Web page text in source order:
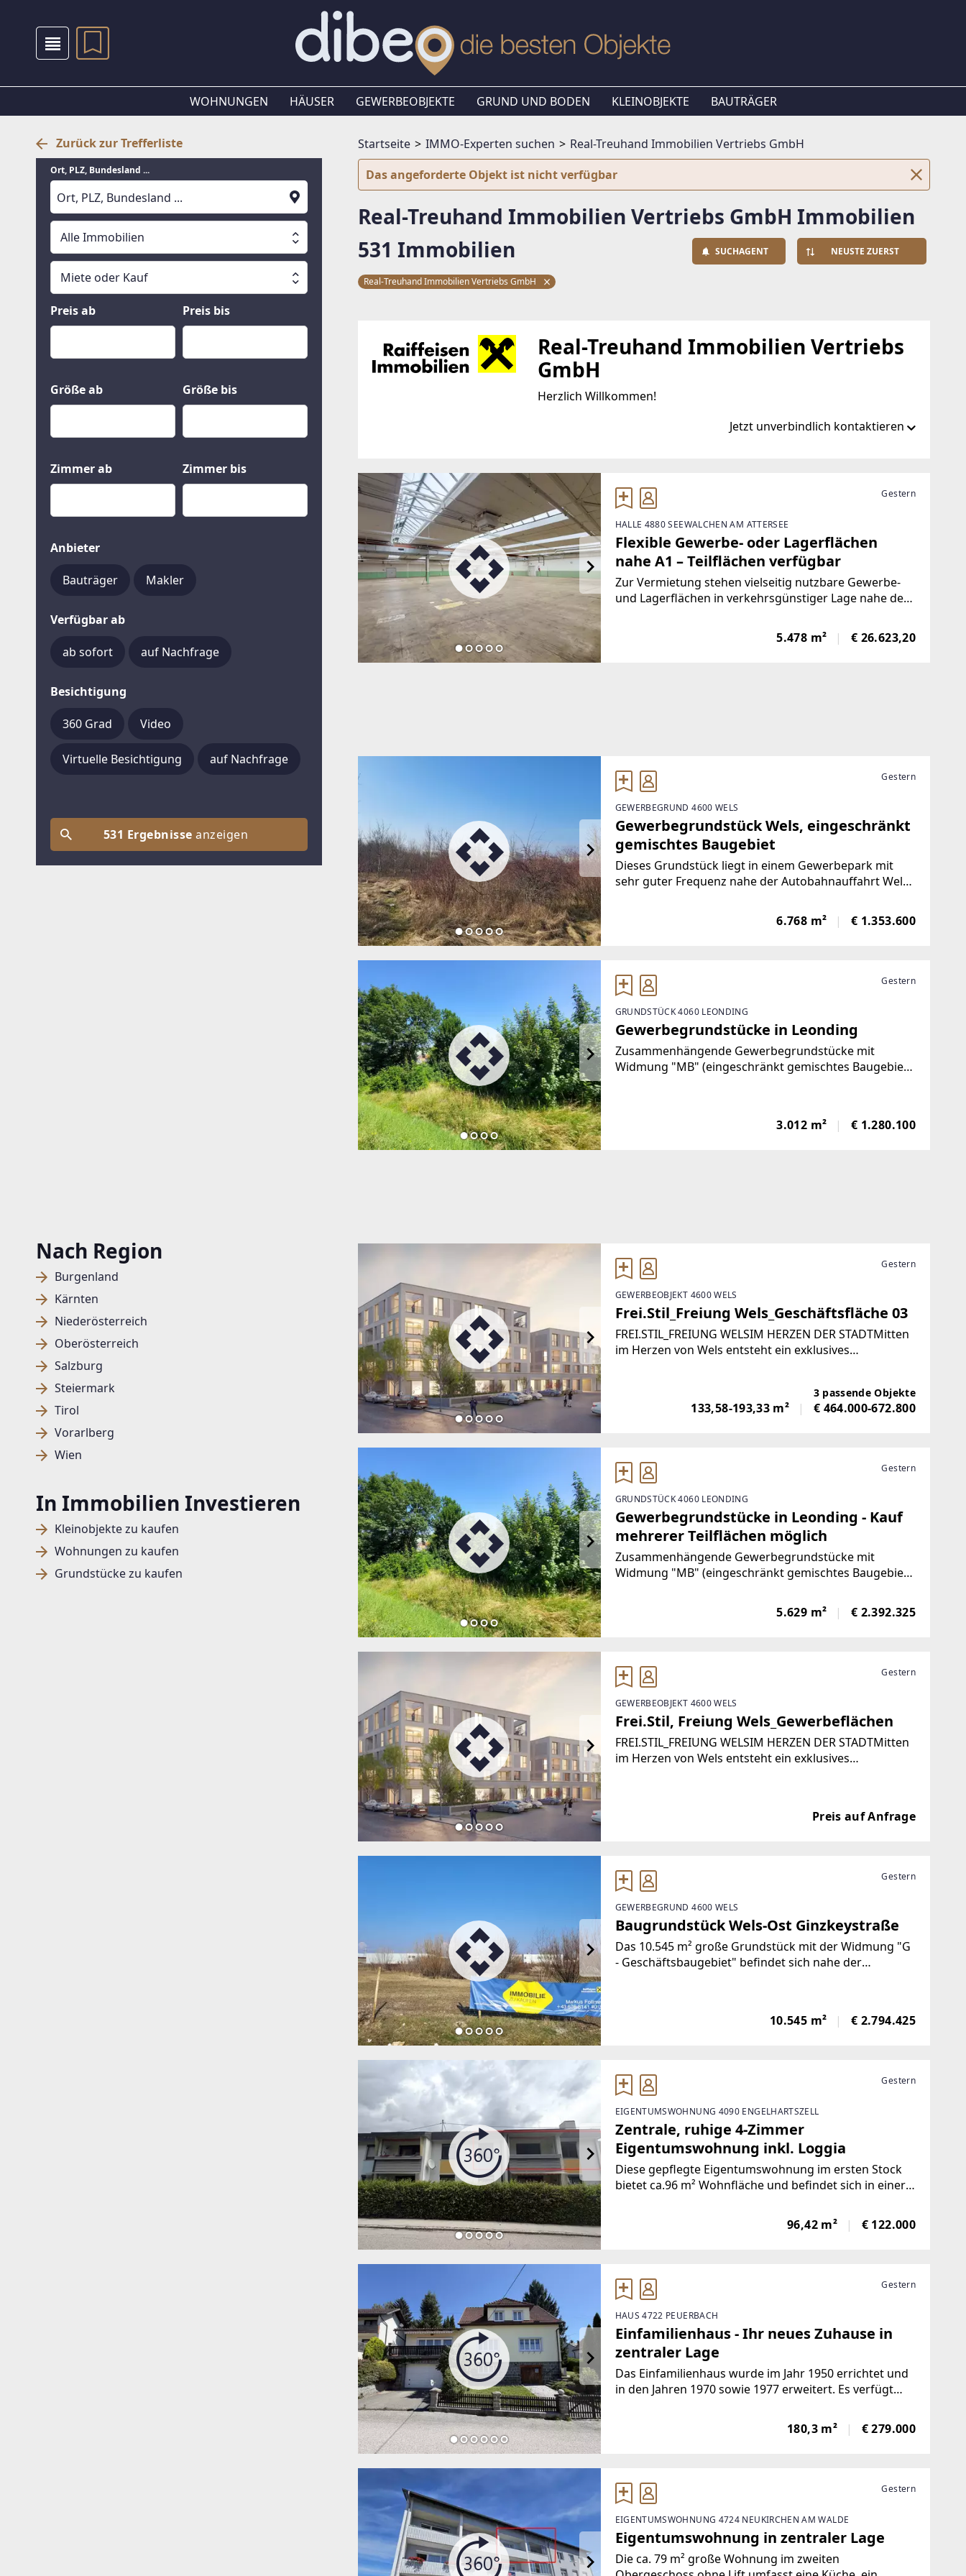
WOHNUNGEN HÄUSER GEWERBEOBJEKTE GRUND UND BODEN KLEINOBJEKTE BAUTRÄGER
Zurück zur Trefferliste
Ort, PLZ, Bundesland ...
Suche läuft
Alle Immobilien
Alle Immobilien
Häuser
Grund und Boden
Miete oder Kauf
Miete oder Kauf
Kauf
Preis ab Preis bis
Größe ab Größe bis
Zimmer ab Zimmer bis
Anbieter
Bauträger Makler
Verfügbar ab
ab sofort auf Nachfrage
Besichtigung
360 Grad Video
Virtuelle Besichtigung auf Nachfrage
531 Ergebnisseanzeigen
Nach Region
Burgenland
Kärnten
Niederösterreich
Oberösterreich
Salzburg
Steiermark
Tirol
Vorarlberg
Wien
In Immobilien Investieren
Kleinobjekte zu kaufen
Wohnungen zu kaufen
Grundstücke zu kaufen
Startseite IMMO-Experten suchen
Real-Treuhand Immobilien Vertriebs GmbH
Das angeforderte Objekt ist nicht verfügbar
Real-Treuhand Immobilien Vertriebs GmbH Immobilien
531 Immobilien
SUCHAGENT NEUSTE ZUERST
Real-Treuhand Immobilien Vertriebs GmbH
Real-Treuhand Immobilien Vertriebs
GmbH
Herzlich Willkommen!
Jetzt unverbindlich kontaktieren
Europaplatz 1a
4020 Linz
TELEFON
+43 (0)50 6596 8002
https://www.raiffeisen-immobilien.at/de
EMAIL
office@raiffeisen-immobilien.at
Gestern
HALLE 4880 SEEWALCHEN AM ATTERSEE
Flexible Gewerbe- oder Lagerflächen
nahe A1 – Teilflächen verfügbar
Zur Vermietung stehen vielseitig nutzbare Gewerbe-
und Lagerflächen in verkehrsgünstiger Lage nahe der
Werkstätte oder Gewerbebetrieb – die Flächen können
flexibel an den jeweiligen Bedarf angepasst
5.478 m² € 26.623,20
Gestern
GEWERBEGRUND 4600 WELS
Gewerbegrundstück Wels, eingeschränkt
gemischtes Baugebiet
Dieses Grundstück liegt in einem Gewerbepark mit
sehr guter Frequenz nahe der Autobahnauffahrt Wels-
direkter Nachbarschaft.Die Fläche ist als "MB" -
eingeschränkt gemischtes Baugebiet -
6.768 m² € 1.353.600
Gestern
GRUNDSTÜCK 4060 LEONDING
Gewerbegrundstücke in Leonding
Zusammenhängende Gewerbegrundstücke mit
Widmung "MB" (eingeschränkt gemischtes Baugebiet)
3.012 m² € 1.280.100
Gestern
GEWERBEOBJEKT 4600 WELS
Frei.Stil_Freiung Wels_Geschäftsfläche 03
FREI.STIL_FREIUNG WELSIM HERZEN DER STADTMitten
im Herzen von Wels entsteht ein exklusives
hochwertige Architektur und beste Erreichbarkeit.
3 passende Objekte
133,58-193,33 m² € 464.000-672.800
Gestern
GRUNDSTÜCK 4060 LEONDING
Gewerbegrundstücke in Leonding - Kauf
mehrerer Teilflächen möglich
Zusammenhängende Gewerbegrundstücke mit
Widmung "MB" (eingeschränkt gemischtes Baugebiet)
Gemeindegrenze zu Linz.Die drei Grundstück können
einzeln oder gesamt erworben werden.Öffentliche
5.629 m² € 2.392.325
Gestern
GEWERBEOBJEKT 4600 WELS
Frei.Stil, Freiung Wels_Gewerbeflächen
FREI.STIL_FREIUNG WELSIM HERZEN DER STADTMitten
im Herzen von Wels entsteht ein exklusives
Preis auf Anfrage
Gestern
GEWERBEGRUND 4600 WELS
Baugrundstück Wels-Ost Ginzkeystraße
Das 10.545 m² große Grundstück mit der Widmung "G
- Geschäftsbaugebiet" befindet sich nahe der
10.545 m² € 2.794.425
Gestern
EIGENTUMSWOHNUNG 4090 ENGELHARTSZELL
Zentrale, ruhige 4-Zimmer
Eigentumswohnung inkl. Loggia
Diese gepflegte Eigentumswohnung im ersten Stock
bietet ca.96 m² Wohnfläche und befindet sich in einer
Stiegen und jeweils vier Einheiten. Die überschaubare
Größe sorgt für eine angenehme, familiäre
96,42 m² € 122.000
Gestern
HAUS 4722 PEUERBACH
Einfamilienhaus - Ihr neues Zuhause in
zentraler Lage
Das Einfamilienhaus wurde im Jahr 1950 errichtet und
in den Jahren 1970 sowie 1977 erweitert. Es verfügt
Erdgeschoss und Obergeschoss verteilt.Zusätzlich
stehen im Kellergeschoss inklusive Garage
180,3 m² € 279.000
Gestern
EIGENTUMSWOHNUNG 4724 NEUKIRCHEN AM WALDE
Eigentumswohnung in zentraler Lage
Die ca. 79 m² große Wohnung im zweiten